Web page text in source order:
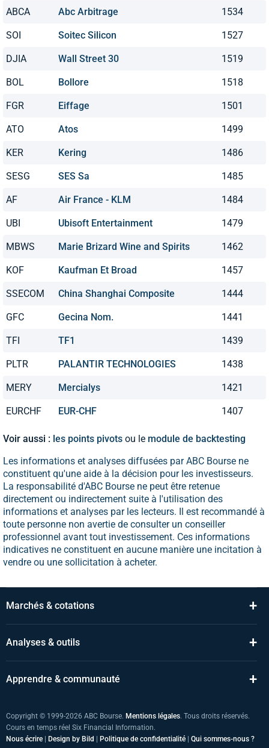
ABCA Abc Arbitrage 1534
SOI Soitec Silicon 1527
DJIA Wall Street 30 1519
BOL Bollore 1518
FGR Eiffage 1501
ATO Atos 1499
KER Kering 1486
SESG SES Sa 1485
AF Air France - KLM 1484
UBI Ubisoft Entertainment 1479
MBWS Marie Brizard Wine and Spirits 1462
KOF Kaufman Et Broad 1457
SSECOM China Shanghai Composite 1444
GFC Gecina Nom. 1441
TFI TF1 1439
PLTR PALANTIR TECHNOLOGIES 1438
MERY Mercialys 1421
EURCHF EUR-CHF 1407
Voir aussi : les points pivots ou le module de backtesting
Les informations et analyses diffusées par ABC Bourse ne
constituent qu'une aide à la décision pour les investisseurs.
La responsabilité d'ABC Bourse ne peut être retenue
directement ou indirectement suite à l'utilisation des
informations et analyses par les lecteurs. Il est recommandé à
toute personne non avertie de consulter un conseiller
professionnel avant tout investissement. Ces informations
indicatives ne constituent en aucune manière une incitation à
vendre ou une sollicitation à acheter.
Marchés & cotations +
Analyses & outils +
Apprendre & communauté +
Copyright © 1999-2026 ABC Bourse. Mentions légales. Tous droits réservés.
Cours en temps réel Six Financial Information.
Nous écrire | Design by Bild | Politique de confidentialité | Qui sommes-nous ?